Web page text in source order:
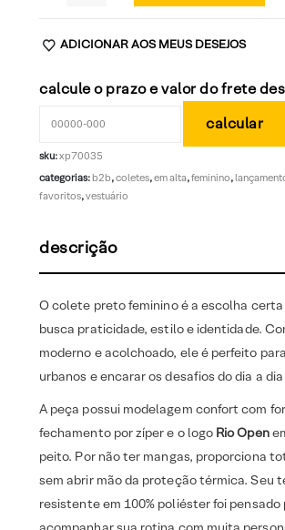
ADICIONAR AOS MEUS DESEJOS
calcule o prazo e valor do frete
sku:xp70035
categorias: b2b,coletes,em alta,feminino,
favoritos,vestuário
descrição
O colete preto feminino é a escolha certa
busca praticidade, estilo e identidade.
moderno e acolchoado, ele é perfeito
urbanos e encarar os desafios do dia a
A peça possui modelagem confort com
fechamento por zíper e o logo Rio Open
peito. Por não ter mangas, proporciona
sem abrir mão da proteção térmica. Seu
resistente em 100% poliéster foi pensado